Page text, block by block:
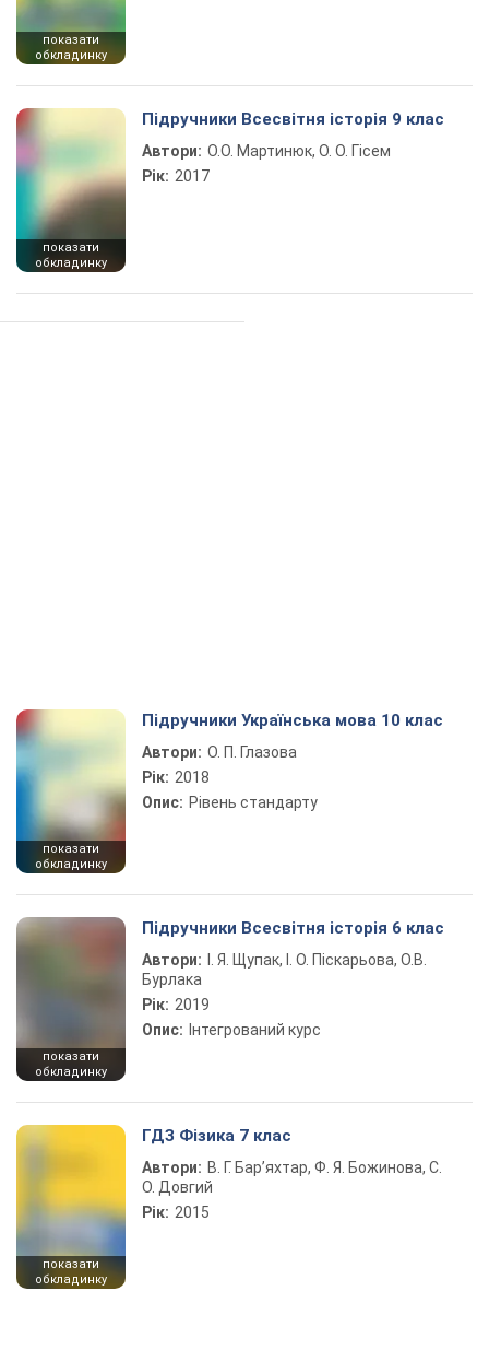
показати
обкладинку
показати
обкладинку
Підручники Всесвітня історія 9 клас
Автори: О.О. Мартинюк, О. О. Гісем
Рік: 2017
показати
обкладинку
Підручники Українська мова 10 клас
Автори: О. П. Глазова
Рік: 2018
Опис: Рівень стандарту
показати
обкладинку
Підручники Всесвітня історія 6 клас
Автори:
І. Я. Щупак, І. О. Піскарьова, О.В.
Бурлака
Рік: 2019
Опис: Інтегрований курс
показати
обкладинку
ГДЗ Фізика 7 клас
Автори: В. Г. Бар’яхтар, Ф. Я. Божинова, С.
О. Довгий
Рік: 2015